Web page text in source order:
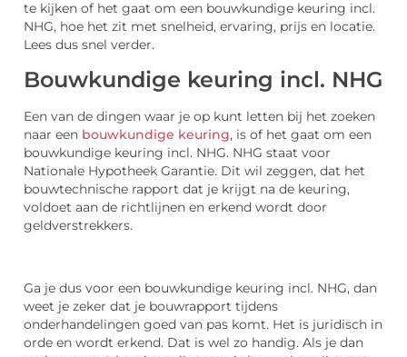
te kijken of het gaat om een bouwkundige keuring incl.
NHG, hoe het zit met snelheid, ervaring, prijs en locatie.
Lees dus snel verder.
Bouwkundige keuring incl. NHG
Een van de dingen waar je op kunt letten bij het zoeken
naar een bouwkundige keuring, is of het gaat om een
bouwkundige keuring incl. NHG. NHG staat voor
Nationale Hypotheek Garantie. Dit wil zeggen, dat het
bouwtechnische rapport dat je krijgt na de keuring,
voldoet aan de richtlijnen en erkend wordt door
geldverstrekkers.
Ga je dus voor een bouwkundige keuring incl. NHG, dan
weet je zeker dat je bouwrapport tijdens
onderhandelingen goed van pas komt. Het is juridisch in
orde en wordt erkend. Dat is wel zo handig. Als je dan